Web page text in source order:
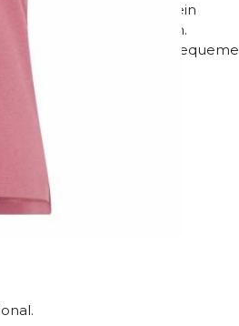
und unterstützt ein
kühl und trocken.
auf der Haut. Die bequeme
suchen.